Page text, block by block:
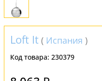
Loft It ( Испания )
Код товара: 230379